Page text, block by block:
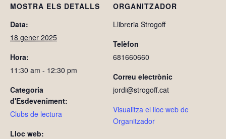
MOSTRA ELS DETALLS
Data:
18 gener 2025
Hora:
11:30 am - 12:30 pm
Categoria
d'Esdeveniment:
Clubs de lectura
Lloc web:
ORGANITZADOR
Llibreria Strogoff
Telèfon
681660660
Correu electrònic
jordi@strogoff.cat
Visualitza el lloc web de
Organitzador